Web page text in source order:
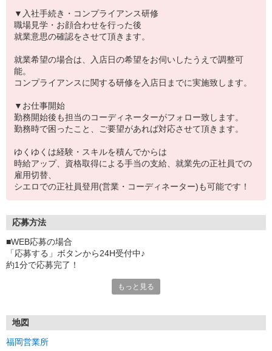
▼入社手続き・コンプライアンス研修
職場見学・お顔合わせを行った後
就業意思の確認をさせて頂きます。
就業希望の場合は、入店日の希望をお伺いしたうえで調整可
能。
コンプライアンスに関する研修を入店日までに実施致します。
▼お仕事開始
勤務開始後も担当のコーディネーターがフォロー致します。
勤務時で困ったこと、ご要望があれば対応させて頂きます。
ゆくゆくは経験・スキルを積んでからは
時給アップ、資格取得による手当の支給、就業先の正社員での
雇用切替、
シエロでの正社員登用(営業・コーディネーター)も可能です！
応募方法
■WEB応募の場合
「応募する」ボタンから24H受付中♪
約1分で応募完了！
①応募から3営業日を目安に、メールorお電話でご連絡します。
もっと見る
地図
福岡営業所